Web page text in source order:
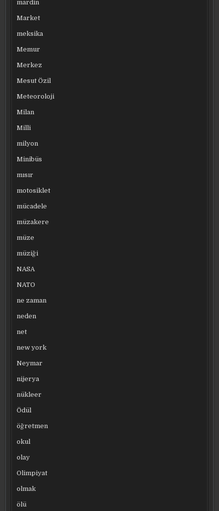
mardin
Market
meksika
Memur
Merkez
Mesut Özil
Meteoroloji
Milan
Milli
milyon
Minibüs
mısır
motosiklet
mücadele
müzakere
müze
müziği
NASA
NATO
ne zaman
neden
net
new york
Neymar
nijerya
nükleer
Ödül
öğretmen
okul
olay
Olimpiyat
olmak
ölü